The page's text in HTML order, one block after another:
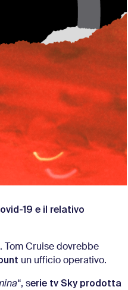
19 e il relativo
Tom Cruise dovrebbe
un ufficio operativo.
“, serie tv Sky prodotta